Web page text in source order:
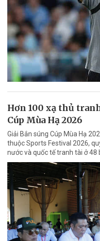
Hơn 100 xạ thủ
Cúp Mùa Hạ 2026
Giải Bắn súng Cúp Mùa Hạ
thuộc Sports Festival 2026,
nước và quốc tế tranh tài ở 48